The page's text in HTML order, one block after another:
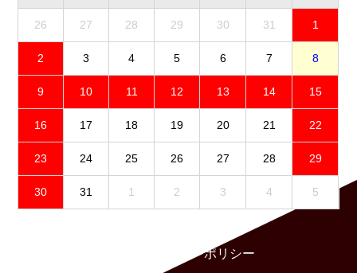
26 27 28 29 30 31 1
2 3 4 5 6 7 8
9 10 11 12 13 14 15
16 17 18 19 20 21 22
23 24 25 26 27 28 29
30 31 1 2 3 4 5
プライバシーポリシー